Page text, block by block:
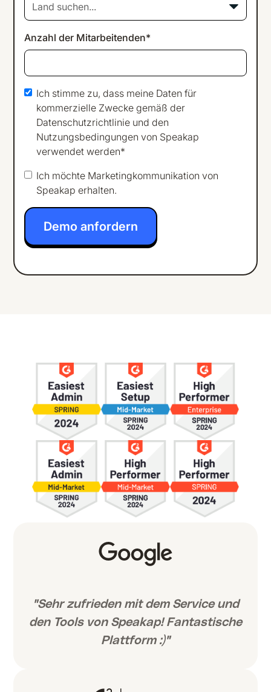
Land suchen...
Anzahl der Mitarbeitenden*
Ich stimme zu, dass meine Daten für
kommerzielle Zwecke gemäß der
Datenschutzrichtlinie und den
Nutzungsbedingungen von Speakap
verwendet werden*
Ich möchte Marketingkommunikation von
Speakap erhalten.
"Sehr zufrieden mit dem Service und
den Tools von Speakap! Fantastische
Plattform :)"